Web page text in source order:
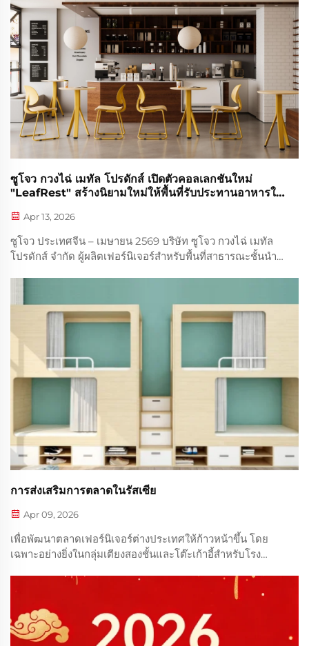
ซูโจว กวงไฉ่ เมทัล โปรดักส์ เปิดตัวคอลเลกชันใหม่
"LeafRest" สร้างนิยามใหม่ให้พื้นที่รับประทานอาหารใน
Apr 13, 2026
ซูโจว ประเทศจีน – เมษายน 2569 บริษัท ซูโจว กวงไฉ่ เมทัล
โปรดักส์ จำกัด ผู้ผลิตเฟอร์นิเจอร์สำหรับพื้นที่สาธารณะชั้นนำ
ใหม่ทั่วโลกอย่างเป็นทางการ ...
การส่งเสริมการตลาดในรัสเซีย
Apr 09, 2026
เพื่อพัฒนาตลาดเฟอร์นิเจอร์ต่างประเทศให้ก้าวหน้าขึ้น โดย
เฉพาะอย่างยิ่งในกลุ่มเตียงสองชั้นและโต๊ะเก้าอี้สำหรับโรง
อย่างละเอียดรอบด้าน และปัจจุบันเรายังได้พัฒนาผลิตภัณฑ์รุ่น